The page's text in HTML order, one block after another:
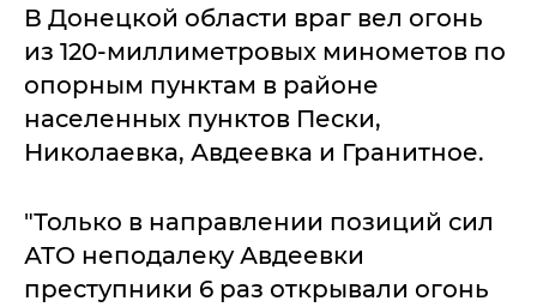
В Донецкой области враг вел огонь
из 120-миллиметровых минометов по
опорным пунктам в районе
населенных пунктов Пески,
Николаевка, Авдеевка и Гранитное.
"Только в направлении позиций сил
АТО неподалеку Авдеевки
преступники 6 раз открывали огонь